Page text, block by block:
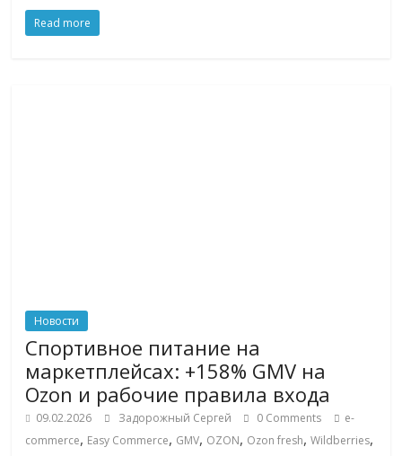
Read more
Новости
Спортивное питание на
маркетплейсах: +158% GMV на
Ozon и рабочие правила входа
09.02.2026 Задорожный Сергей 0 Comments
e-
commerce, Easy Commerce, GMV, OZON, Ozon fresh,Wildberries,